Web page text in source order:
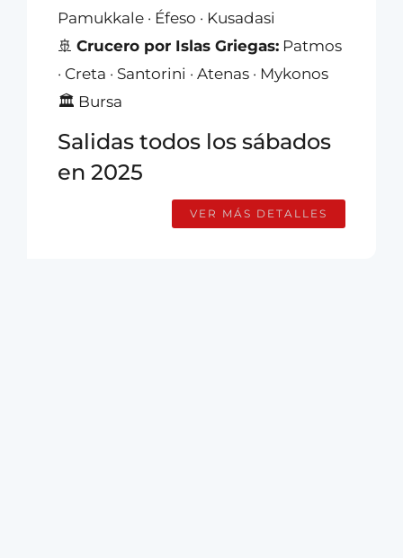
Pamukkale · Éfeso · Kusadasi
🚢 Crucero por Islas Griegas: Patmos
· Creta · Santorini · Atenas · Mykonos
🏛️ Bursa
Salidas todos los sábados
en 2025
VER MÁS DETALLES